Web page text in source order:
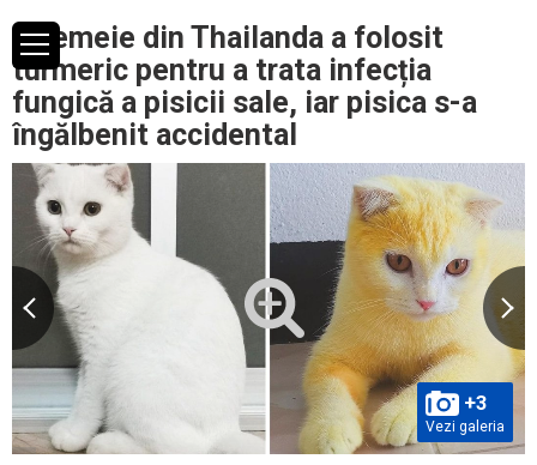
O femeie din Thailanda a folosit
turmeric pentru a trata infecția
fungică a pisicii sale, iar pisica s-a
îngălbenit accidental
+3
Vezi galeria